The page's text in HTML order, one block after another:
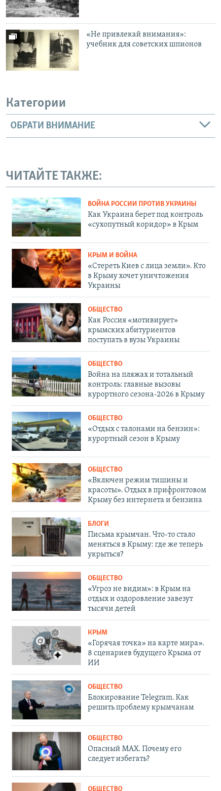
«Не привлекай внимания»:
учебник для советских шпионов
Категории
ОБРАТИ ВНИМАНИЕ
ЧИТАЙТЕ ТАКЖЕ:
ВОЙНА РОССИИ ПРОТИВ УКРАИНЫ
Как Украина берет под контроль
«сухопутный коридор» в Крым
КРЫМ И ВОЙНА
«Стереть Киев с лица земли». Кто
в Крыму хочет уничтожения
Украины
ОБЩЕСТВО
Как Россия «мотивирует»
крымских абитуриентов
поступать в вузы Украины
ОБЩЕСТВО
Война на пляжах и тотальный
контроль: главные вызовы
курортного сезона-2026 в Крыму
ОБЩЕСТВО
«Отдых с талонами на бензин»:
курортный сезон в Крыму
ОБЩЕСТВО
«Включен режим тишины и
красоты». Отдых в прифронтовом
Крыму без интернета и бензина
БЛОГИ
Письма крымчан. Что-то стало
меняться в Крыму: где же теперь
укрыться?
ОБЩЕСТВО
«Угроз не видим»: в Крым на
отдых и оздоровление завезут
тысячи детей
КРЫМ
«Горячая точка» на карте мира».
8 сценариев будущего Крыма от
ИИ
ОБЩЕСТВО
Блокирование Telegram. Как
решить проблему крымчанам
ОБЩЕСТВО
Опасный MAX. Почему его
следует избегать?
ОБЩЕСТВО